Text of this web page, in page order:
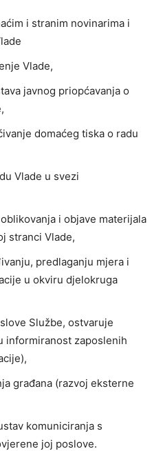
i stranim novinarima i
Vlade,
javnog priopćavanja o
domaćeg tiska o radu
Vlade u svezi
i objave materijala
stranci Vlade,
predlaganju mjera i
u okviru djelokruga
Službe, ostvaruje
informiranost zaposlenih
građana (razvoj eksterne
komuniciranja s
joj poslove.